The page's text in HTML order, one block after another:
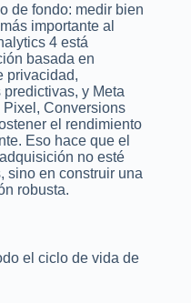
de fondo: medir bien
importante al
4 está
basada en
privacidad,
y Meta
Conversions
el rendimiento
Eso hace que el
no esté
sino en construir una
robusta.
el ciclo de vida de